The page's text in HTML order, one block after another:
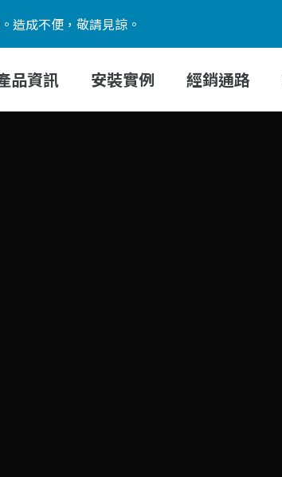
造成不便，敬請見諒。
品資訊 安裝實例 經銷通路